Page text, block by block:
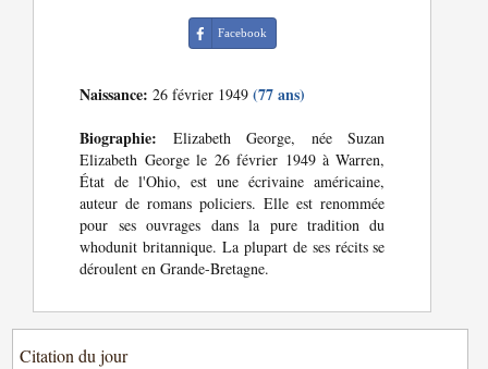
Facebook
Naissance: 26 février 1949(77 ans)
Biographie: Elizabeth George, née Suzan
Elizabeth George le 26 février 1949 à Warren,
État de l'Ohio, est une écrivaine américaine,
auteur de romans policiers. Elle est renommée
pour ses ouvrages dans la pure tradition du
whodunit britannique. La plupart de ses récits se
déroulent en Grande-Bretagne.
Citation du jour